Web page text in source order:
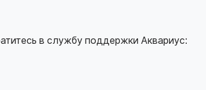
в службу поддержки Аквариус: